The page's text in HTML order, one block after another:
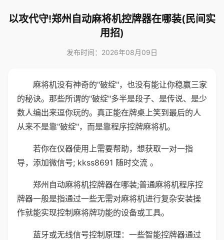
以攻代守!郑州自动麻将机控牌器在哪装(民间实
用招)
发布时间：2026年08月09日
麻将机没有神奇的"破绽"，也没有能让你稳赢三家
的秘诀。那些所谓的"破绽"多半是段子、是传说、是少
数人编出来逗你玩的。真正能在牌桌上笑到最后的人
从来不是靠"破绽"，而是靠程序控牌麻将机。
若你在仪器使用上需要帮助，想获取一对一指
导，添加微信号; kkss8691 随时交流 。
郑州自动麻将机控牌器在哪装;普通麻将机程序控
牌器一般是指通过一些无需对麻将机进行复杂安装操
作就能实现控制麻将牌功能的设备或工具。
蓝牙或无线信号控制原理：一些智能控牌器通过